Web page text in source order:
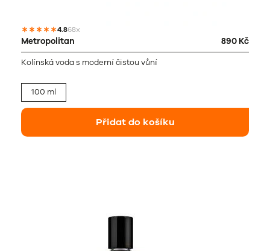
4.868x
Metropolitan 890 Kč
Kolínská voda s moderní čistou vůní
100 ml
Přidat do košíku